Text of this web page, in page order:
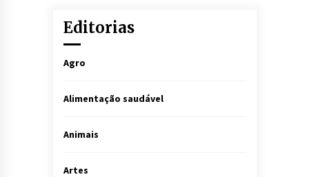
Editorias
Agro
Alimentação saudável
Animais
Artes